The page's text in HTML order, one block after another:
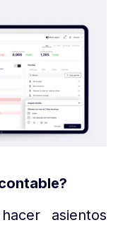
asientos